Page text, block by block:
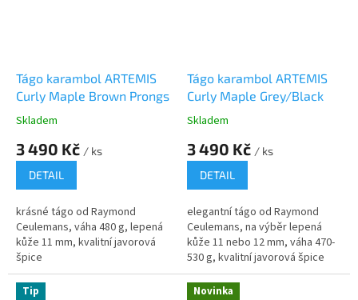
Tágo karambol ARTEMIS
Curly Maple Brown Prongs
Skladem
3 490 Kč / ks
DETAIL
krásné tágo od Raymond
Ceulemans, váha 480 g, lepená
kůže 11 mm, kvalitní javorová
špice
Tágo karambol ARTEMIS
Curly Maple Grey/Black
Skladem
3 490 Kč / ks
DETAIL
elegantní tágo od Raymond
Ceulemans, na výběr lepená
kůže 11 nebo 12 mm, váha 470-
530 g, kvalitní javorová špice
Tip
Novinka